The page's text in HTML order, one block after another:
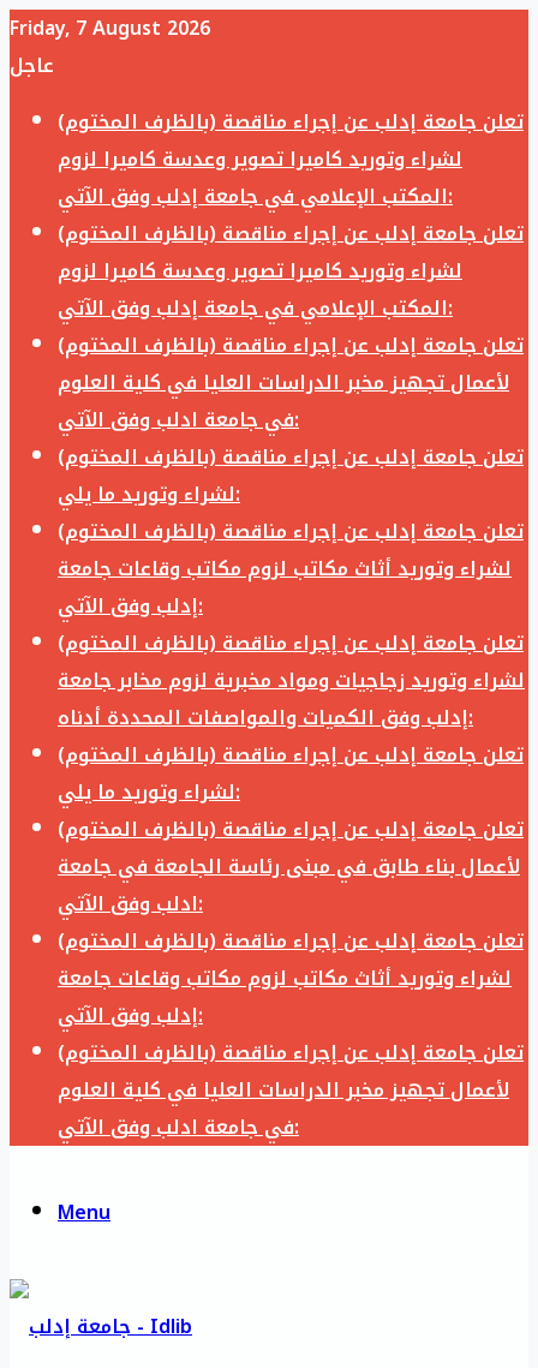
Friday, 7 August 2026
عاجل
تعلن جامعة إدلب عن إجراء مناقصة (بالظرف المختوم)
لشراء وتوريد كاميرا تصوير وعدسة كاميرا لزوم
المكتب الإعلامي في جامعة إدلب وفق الآتي:
تعلن جامعة إدلب عن إجراء مناقصة (بالظرف المختوم)
لشراء وتوريد كاميرا تصوير وعدسة كاميرا لزوم
المكتب الإعلامي في جامعة إدلب وفق الآتي:
تعلن جامعة إدلب عن إجراء مناقصة (بالظرف المختوم)
لأعمال تجهيز مخبر الدراسات العليا في كلية العلوم
في جامعة ادلب وفق الآتي:
تعلن جامعة إدلب عن إجراء مناقصة (بالظرف المختوم)
لشراء وتوريد ما يلي:
تعلن جامعة إدلب عن إجراء مناقصة (بالظرف المختوم)
لشراء وتوريد أثاث مكاتب لزوم مكاتب وقاعات جامعة
إدلب وفق الآتي:
تعلن جامعة إدلب عن إجراء مناقصة (بالظرف المختوم)
لشراء وتوريد زجاجيات ومواد مخبرية لزوم مخابر جامعة
إدلب وفق الكميات والمواصفات المحددة أدناه:
تعلن جامعة إدلب عن إجراء مناقصة (بالظرف المختوم)
لشراء وتوريد ما يلي:
تعلن جامعة إدلب عن إجراء مناقصة (بالظرف المختوم)
لأعمال بناء طابق في مبنى رئاسة الجامعة في جامعة
ادلب وفق الآتي:
تعلن جامعة إدلب عن إجراء مناقصة (بالظرف المختوم)
لشراء وتوريد أثاث مكاتب لزوم مكاتب وقاعات جامعة
إدلب وفق الآتي:
تعلن جامعة إدلب عن إجراء مناقصة (بالظرف المختوم)
لأعمال تجهيز مخبر الدراسات العليا في كلية العلوم
في جامعة ادلب وفق الآتي:
Menu